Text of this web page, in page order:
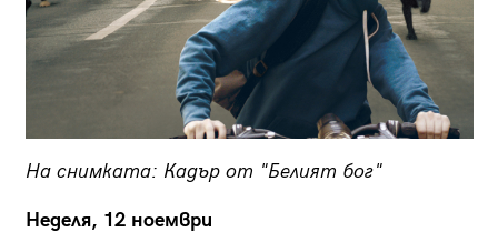
На снимката: Кадър от "Белият бог"
Неделя, 12 ноември